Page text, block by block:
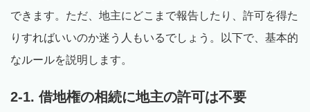
できます。ただ、地主にどこまで報告したり、許可を得た
りすればいいのか迷う人もいるでしょう。以下で、基本的
なルールを説明します。
2-1. 借地権の相続に地主の許可は不要